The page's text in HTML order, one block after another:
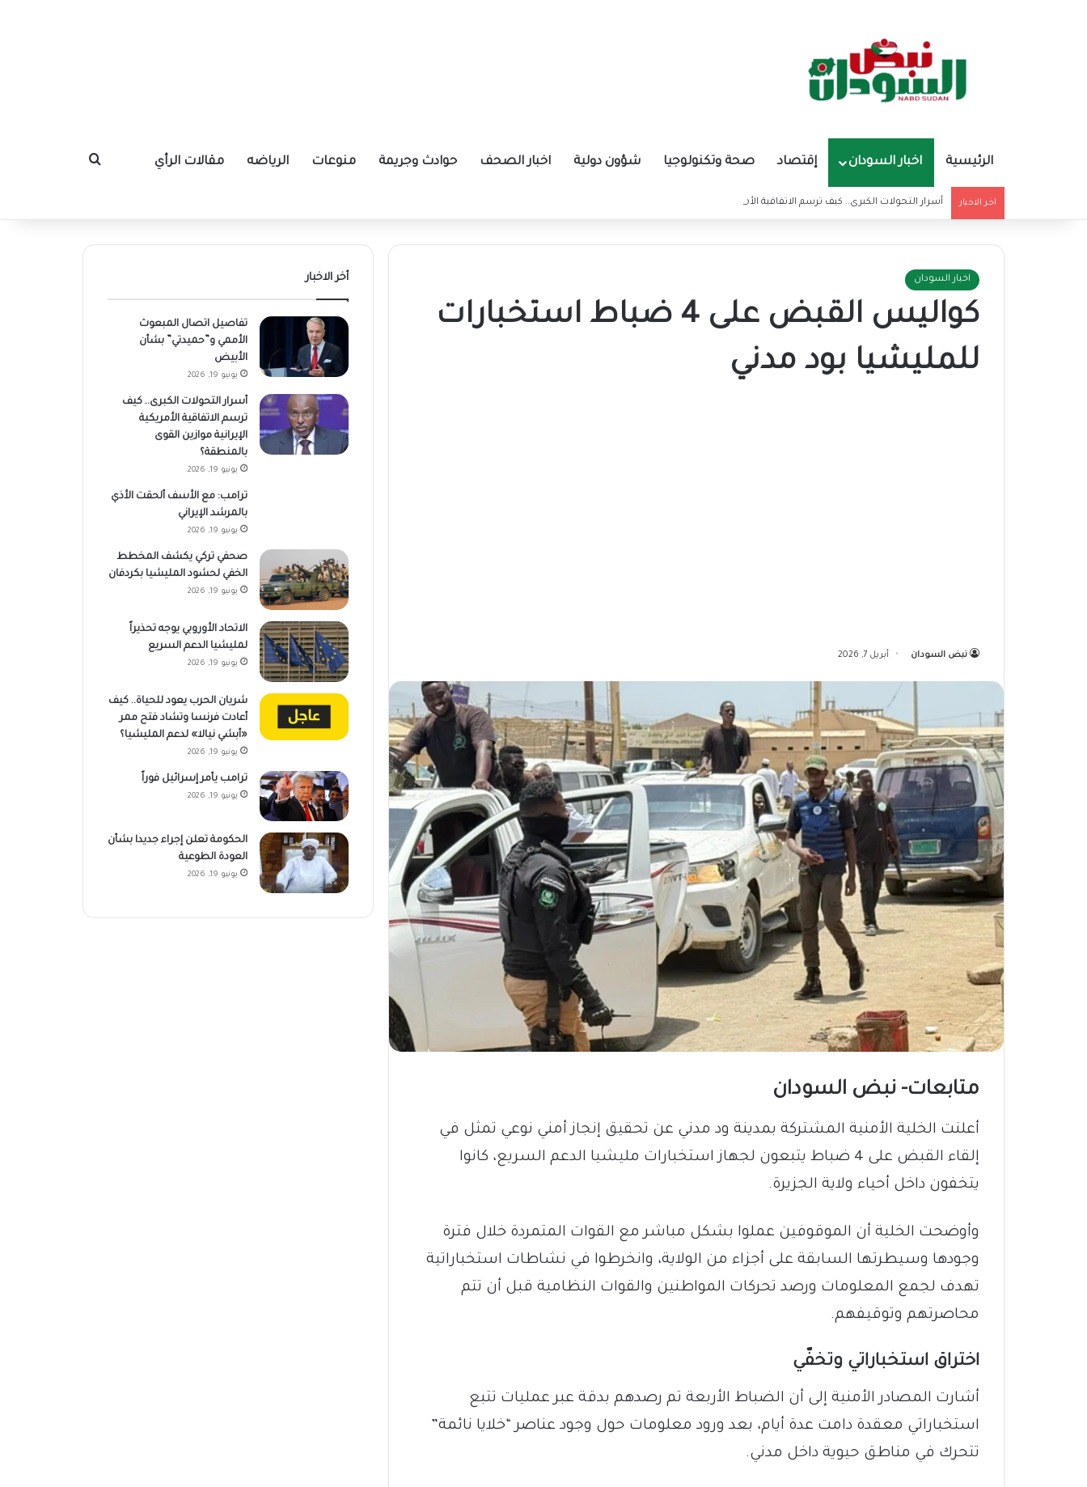
الرئيسية اخبار السودان إقتصاد صحة وتكنولوجيا شؤون دولية اخبار الصحف حوادث وجريمة منوعات الرياضه مقالات الرأي بحث عن
اخر الاخبار أسرار التحولات الكبرى.. كيف ترسم الاتفاقية الأمريكية الإيرانية موازين القوى بالمنطقة؟
اخبار السودان
كواليس القبض على 4 ضباط استخبارات
للمليشيا بود مدني
نبض السودان أبريل 7, 2026
متابعات- نبض السودان
​أعلنت الخلية الأمنية المشتركة بمدينة ود مدني عن تحقيق إنجاز أمني نوعي تمثل في
إلقاء القبض على 4 ضباط يتبعون لجهاز استخبارات مليشيا الدعم السريع، كانوا
يتخفون داخل أحياء ولاية الجزيرة.
وأوضحت الخلية أن الموقوفين عملوا بشكل مباشر مع القوات المتمردة خلال فترة
وجودها وسيطرتها السابقة على أجزاء من الولاية، وانخرطوا في نشاطات استخباراتية
تهدف لجمع المعلومات ورصد تحركات المواطنين والقوات النظامية قبل أن تتم
محاصرتهم وتوقيفهم.
​اختراق استخباراتي وتخفّي
​أشارت المصادر الأمنية إلى أن الضباط الأربعة تم رصدهم بدقة عبر عمليات تتبع
استخباراتي معقدة دامت عدة أيام، بعد ورود معلومات حول وجود عناصر “خلايا نائمة”
تتحرك في مناطق حيوية داخل مدني.
أخر الاخبار
تفاصيل اتصال المبعوث
الأممي و”حميدتي” بشأن
الأبيض
يونيو 19, 2026
أسرار التحولات الكبرى.. كيف
ترسم الاتفاقية الأمريكية
الإيرانية موازين القوى
بالمنطقة؟
يونيو 19, 2026
ترامب: مع الأسف ألحقت الأذي
بالمرشد الإيراني
يونيو 19, 2026
صحفي تركي يكشف المخطط
الخفي لحشود المليشيا بكردفان
يونيو 19, 2026
الاتحاد الأوروبي يوجه تحذيراً
لمليشيا الدعم السريع
يونيو 19, 2026
شريان الحرب يعود للحياة.. كيف
أعادت فرنسا وتشاد فتح ممر
«أبشي نيالا» لدعم المليشيا؟
يونيو 19, 2026
ترامب يأمر إسرائيل فوراً
يونيو 19, 2026
الحكومة تعلن إجراء جديدا بشأن
العودة الطوعية
يونيو 19, 2026